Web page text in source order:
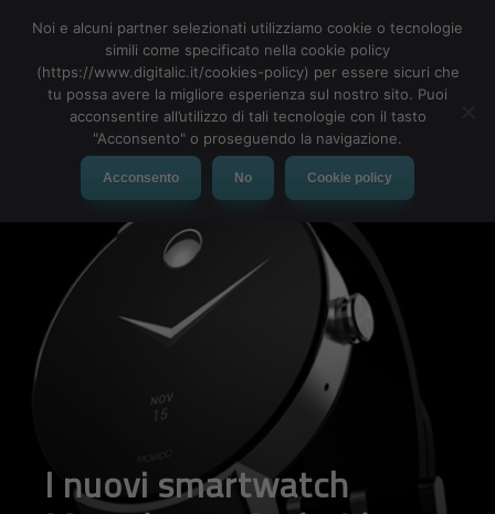
MENU
I nuovi smartwatch
Noi e alcuni partner selezionati utilizziamo cookie o tecnologie
simili come specificato nella cookie policy
(https://www.digitalic.it/cookies-policy) per essere sicuri che
tu possa avere la migliore esperienza sul nostro sito. Puoi
acconsentire all’utilizzo di tali tecnologie con il tasto
"Acconsento" o proseguendo la navigazione.
Acconsento No Cookie policy